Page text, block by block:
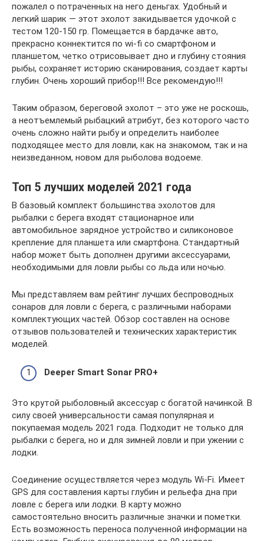
пожалел о потраченных на него деньгах. Удобный и
легкий шарик — этот эхолот закидывается удочкой с
тестом 120-150 гр. Помещается в бардачке авто,
прекрасно коннектится по wi-fi со смартфоном и
планшетом, четко отрисовывает дно и глубину стояния
рыбы, сохраняет историю сканирования, создает карты
глубин. Очень хороший прибор!!! Все рекомендую!!!
Таким образом, береговой эхолот – это уже не роскошь,
а неотъемлемый рыбацкий атрибут, без которого часто
очень сложно найти рыбу и определить наиболее
подходящее место для ловли, как на знакомом, так и на
неизведанном, новом для рыболова водоеме.
Топ 5 лучших моделей 2021 года
В базовый комплект большинства эхолотов для
рыбалки с берега входят стационарное или
автомобильное зарядное устройство и силиконовое
крепление для планшета или смартфона. Стандартный
набор может быть дополнен другими аксессуарами,
необходимыми для ловли рыбы со льда или ночью.
Мы представляем вам рейтинг лучших беспроводных
сонаров для ловли с берега, с различными наборами
комплектующих частей. Обзор составлен на основе
отзывов пользователей и технических характеристик
моделей.
Deeper Smart Sonar PRO+
Это крутой рыболовный аксессуар с богатой начинкой. В
силу своей универсальности самая популярная и
покупаемая модель 2021 года. Подходит не только для
рыбалки с берега, но и для зимней ловли и при ужении с
лодки.
Соединение осуществляется через модуль Wi-Fi. Имеет
GPS для составления карты глубин и рельефа дна при
ловле с берега или лодки. В карту можно
самостоятельно вносить различные значки и пометки.
Есть возможность переноса полученной информации на